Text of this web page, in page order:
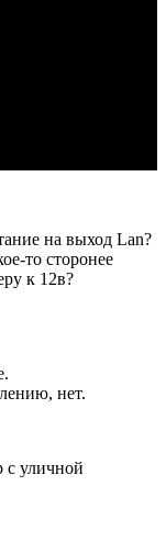
на выход Lan?
то сторонее
к 12в?
нет.
с уличной